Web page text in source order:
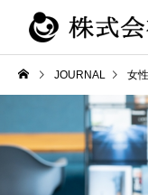
JOURNAL 女